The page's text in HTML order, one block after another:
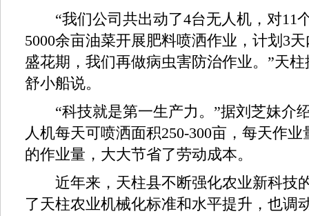
“我们公司共出动了4台无人机，对11
5000余亩油菜开展肥料喷洒作业，计划3
盛花期，我们再做病虫害防治作业。”天
舒小船说。
“科技就是第一生产力。”据刘芝妹介
人机每天可喷洒面积250-300亩，每天作
的作业量，大大节省了劳动成本。
近年来，天柱县不断强化农业新科技
了天柱农业机械化标准和水平提升，也调